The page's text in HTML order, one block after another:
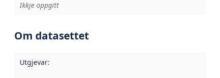
Ikkje oppgitt
Om datasettet
Utgjevar: